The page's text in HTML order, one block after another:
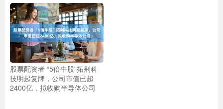
股票配资者 “5倍牛股”拓荆科
技明起复牌，公司市值已超
2400亿，拟收购半导体公司